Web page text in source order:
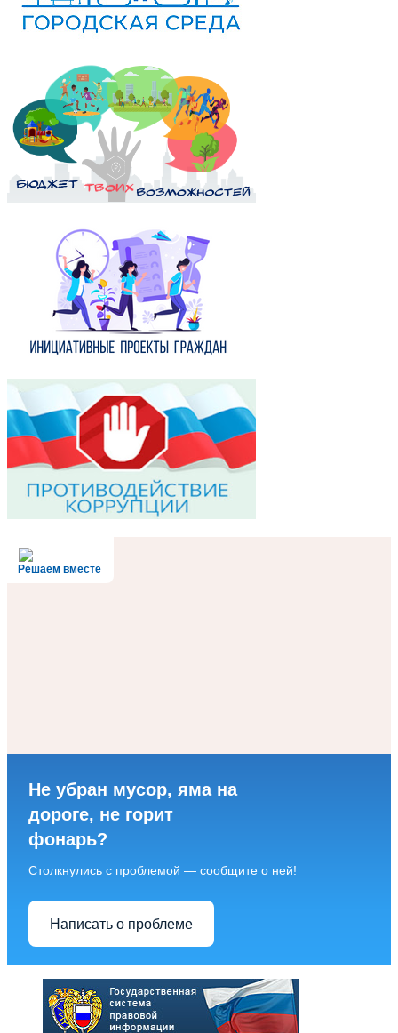
Решаем вместе
Не убран мусор, яма на
дороге, не горит
фонарь?
Столкнулись с проблемой — сообщите о ней!
Написать о проблеме